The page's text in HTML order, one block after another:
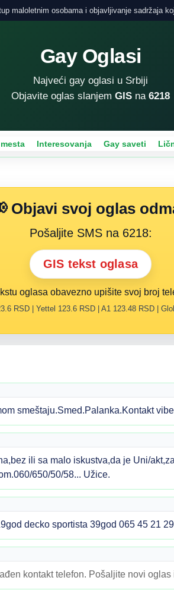
maloletnim osobama i objavljivanje sadržaja
Gay Oglasi
Najveći gay oglasi u Srbiji
Objavite oglas slanjem GIS na 6218
Interesovanja Gay saveti
Objavi svoj oglas
Pošaljite SMS na 6218:
GIS tekst oglasa
oglasa obavezno upišite svoj broj
RSD | Yettel 123.6 RSD | A1 123.48 RSD |
smeštaju.Smed.Palanka.Kontakt
ili sa malo iskustva,da je Uni/
650/50/58... Užice.
decko sportista 39god 065 45 21
kontakt telefon. Pošaljite novi